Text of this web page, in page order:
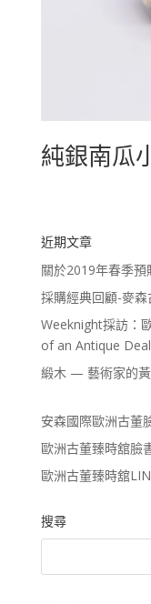
純銀南瓜
近期文章
關於2019年春季預
採購經典回顧-麥
Weeknight採訪：
of an Antique
緞木 — 藝術家的
安森國際歐洲古董
歐洲古董臻時舘臉
歐洲古董臻時舘
搜尋